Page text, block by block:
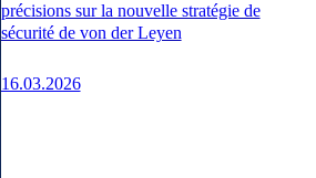
précisions sur la nouvelle stratégie de
sécurité de von der Leyen
16.03.2026